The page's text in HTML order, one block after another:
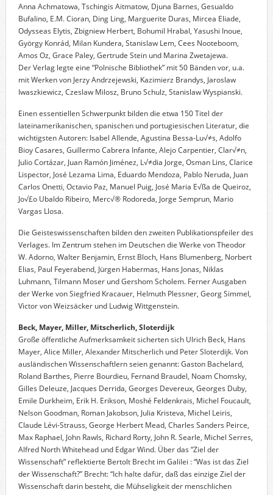
Anna Achmatowa, Tschingis Aitmatow, Djuna Barnes, Gesualdo
Bufalino, E.M. Cioran, Ding Ling, Marguerite Duras, Mircea Eliade,
Odysseas Elytis, Zbigniew Herbert, Bohumil Hrabal, Yasushi Inoue,
György Konrád, Milan Kundera, Stanislaw Lem, Cees Nooteboom,
Amos Oz, Grace Paley, Gertrude Stein und Marina Zwetajewa.
Der Verlag legte eine “Polnische Bibliothek” mit 50 Bänden vor, u.a.
mit Werken von Jerzy Andrzejewski, Kazimierz Brandys, Jaroslaw
Iwaszkiewicz, Czeslaw Milosz, Bruno Schulz, Stanislaw Wyspianski.
Einen essentiellen Schwerpunkt bilden die etwa 150 Titel der
lateinamerikanischen, spanischen und portugiesischen Literatur, die
wichtigsten Autoren: Isabel Allende, Agustina Bessa-Lu√≠s, Adolfo
Bioy Casares, Guillermo Cabrera Infante, Alejo Carpentier, Clar√≠n,
Julio Cortázar, Juan Ramón Jiménez, L√≠dia Jorge, Osman Lins, Clarice
Lispector, José Lezama Lima, Eduardo Mendoza, Pablo Neruda, Juan
Carlos Onetti, Octavio Paz, Manuel Puig, José Maria E√ßa de Queiroz,
Jo√£o Ubaldo Ribeiro, Merc√® Rodoreda, Jorge Semprun, Mario
Vargas Llosa.
Die Geisteswissenschaften bilden den zweiten Publikationspfeiler des
Verlages. Im Zentrum stehen im Deutschen die Werke von Theodor
W. Adorno, Walter Benjamin, Ernst Bloch, Hans Blumenberg, Norbert
Elias, Paul Feyerabend, Jürgen Habermas, Hans Jonas, Niklas
Luhmann, Tilmann Moser und Gershom Scholem. Ferner Ausgaben
der Werke von Siegfried Kracauer, Helmuth Plessner, Georg Simmel,
Victor von Weizsäcker und Ludwig Wittgenstein.
Beck, Mayer, Miller, Mitscherlich, Sloterdijk
Große öffentliche Aufmerksamkeit sicherten sich Ulrich Beck, Hans
Mayer, Alice Miller, Alexander Mitscherlich und Peter Sloterdijk. Von
ausländischen Wissenschaftlern seien genannt: Gaston Bachelard,
Roland Barthes, Pierre Bourdieu, Fernand Braudel, Noam Chomsky,
Gilles Deleuze, Jacques Derrida, Georges Devereux, Georges Duby,
Emile Durkheim, Erik H. Erikson, Moshé Feldenkrais, Michel Foucault,
Nelson Goodman, Roman Jakobson, Julia Kristeva, Michel Leiris,
Claude Lévi-Strauss, George Herbert Mead, Charles Sanders Peirce,
Max Raphael, John Rawls, Richard Rorty, John R. Searle, Michel Serres,
Alfred North Whitehead und Edgar Wind. Über das “Ziel der
Wissenschaft” reflektierte Bertolt Brecht im Galilei : “Was ist das Ziel
der Wissenschaft?” Brecht: “Ich halte dafür, daß das einzige Ziel der
Wissenschaft darin besteht, die Mühseligkeit der menschlichen